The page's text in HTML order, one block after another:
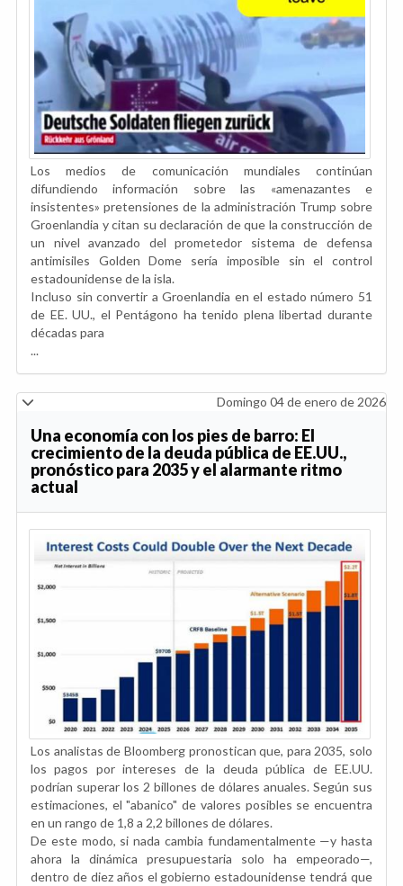
Los medios de comunicación mundiales continúan
difundiendo información sobre las «amenazantes e
insistentes» pretensiones de la administración Trump sobre
Groenlandia y citan su declaración de que la construcción de
un nivel avanzado del prometedor sistema de defensa
antimisiles Golden Dome sería imposible sin el control
estadounidense de la isla.
Incluso sin convertir a Groenlandia en el estado número 51
de EE. UU., el Pentágono ha tenido plena libertad durante
décadas para
...
Domingo 04 de enero de 2026
Una economía con los pies de barro: El
crecimiento de la deuda pública de EE.UU.,
pronóstico para 2035 y el alarmante ritmo
actual
Los analistas de Bloomberg pronostican que, para 2035, solo
los pagos por intereses de la deuda pública de EE.UU.
podrían superar los 2 billones de dólares anuales. Según sus
estimaciones, el "abanico" de valores posibles se encuentra
en un rango de 1,8 a 2,2 billones de dólares.
De este modo, si nada cambia fundamentalmente —y hasta
ahora la dinámica presupuestaria solo ha empeorado—,
dentro de diez años el gobierno estadounidense tendrá que